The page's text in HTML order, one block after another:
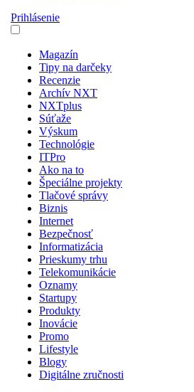
Prihlásenie
Magazín
Tipy na darčeky
Recenzie
Archív NXT
NXTplus
Súťaže
Výskum
Technológie
ITPro
Ako na to
Špeciálne projekty
Tlačové správy
Biznis
Internet
Bezpečnosť
Informatizácia
Prieskumy trhu
Telekomunikácie
Oznamy
Startupy
Produkty
Inovácie
Promo
Lifestyle
Blogy
Digitálne zručnosti